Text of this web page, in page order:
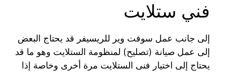
فني ستلايت
إلى جانب عمل سوفت وير للريسيفر قد يحتاج البعض
إلى عمل صيانة (تصليح) لمنظومة الستلايت وهو ما قد
يحتاج إلى اختيار فنى الستلايت مرة أخرى وخاصة إذا